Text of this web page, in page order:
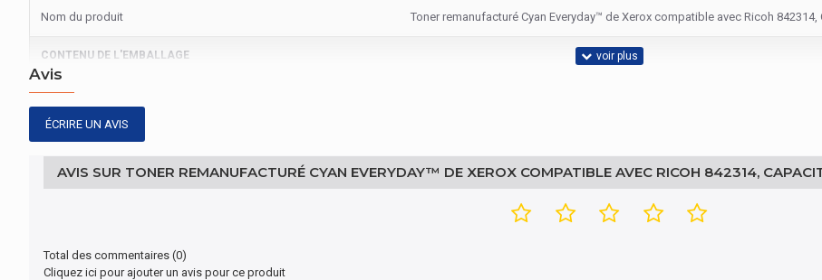
Nom du produit Toner remanufacturé Cyan Everyday™ de Xerox compatible avec Ricoh
CONTENU DE L'EMBALLAGE
Quantité par paquet
EMBALLAGE
Largeur de l'emballage 110 mm
Hauteur de l'emballage
Avis
ÉCRIRE UN AVIS
AVIS SUR TONER REMANUFACTURÉ CYAN EVERYDAY™ DE XEROX COMPATIBLE AVEC RICOH 842314,
Total des commentaires (0)
Cliquez ici pour ajouter un avis pour ce produit